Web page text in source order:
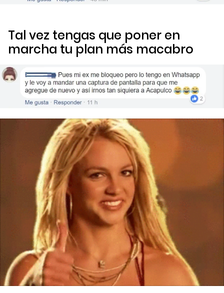
Tal vez tengas que poner en
marcha tu plan más macabro